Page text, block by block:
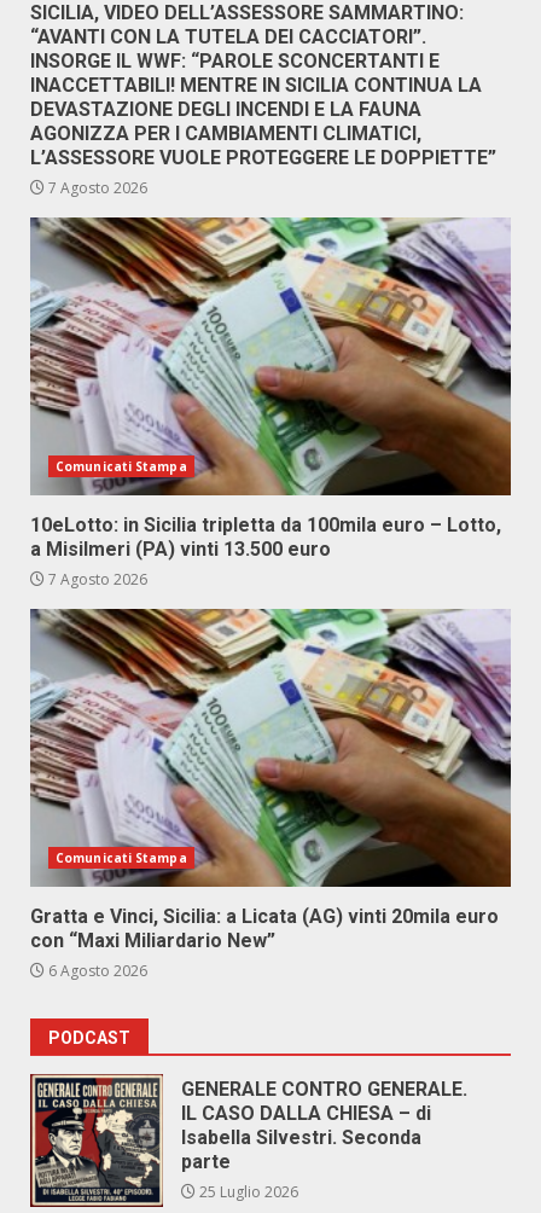
SICILIA, VIDEO DELL’ASSESSORE SAMMARTINO:
“AVANTI CON LA TUTELA DEI CACCIATORI”.
INSORGE IL WWF: “PAROLE SCONCERTANTI E
INACCETTABILI! MENTRE IN SICILIA CONTINUA LA
DEVASTAZIONE DEGLI INCENDI E LA FAUNA
AGONIZZA PER I CAMBIAMENTI CLIMATICI,
L’ASSESSORE VUOLE PROTEGGERE LE DOPPIETTE”
7 Agosto 2026
Comunicati Stampa
10eLotto: in Sicilia tripletta da 100mila euro – Lotto,
a Misilmeri (PA) vinti 13.500 euro
7 Agosto 2026
Comunicati Stampa
Gratta e Vinci, Sicilia: a Licata (AG) vinti 20mila euro
con “Maxi Miliardario New”
6 Agosto 2026
PODCAST
GENERALE CONTRO GENERALE.
IL CASO DALLA CHIESA – di
Isabella Silvestri. Seconda
parte
25 Luglio 2026